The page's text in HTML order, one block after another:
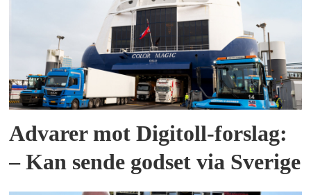
Advarer mot Digitoll-forslag:
– Kan sende godset via Sverige